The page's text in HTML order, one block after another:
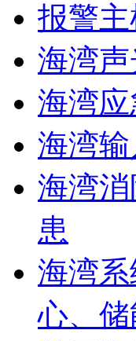
报警
海湾
海湾
海湾
海湾
患
海湾
心、